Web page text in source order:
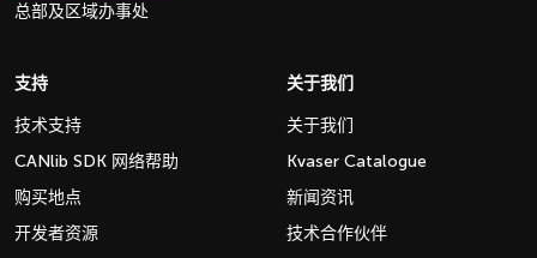
总部及区域办事处
支持
技术支持
CANlib SDK 网络帮助
购买地点
开发者资源
关于我们
关于我们
Kvaser Catalogue
新闻资讯
技术合作伙伴